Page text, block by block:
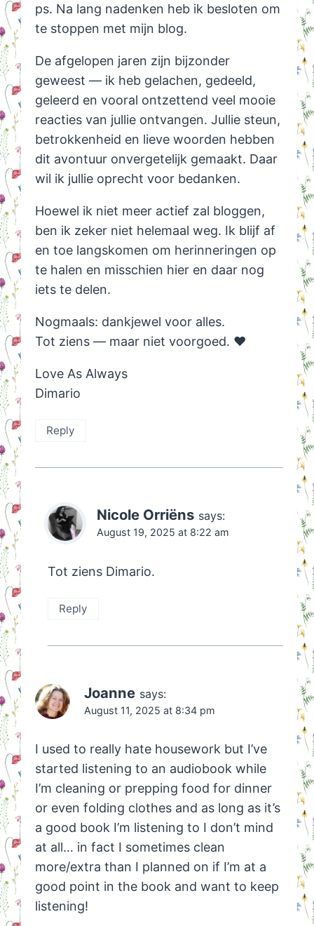
ps. Na lang nadenken heb ik besloten om
te stoppen met mijn blog.
De afgelopen jaren zijn bijzonder
geweest — ik heb gelachen, gedeeld,
geleerd en vooral ontzettend veel mooie
reacties van jullie ontvangen. Jullie steun,
betrokkenheid en lieve woorden hebben
dit avontuur onvergetelijk gemaakt. Daar
wil ik jullie oprecht voor bedanken.
Hoewel ik niet meer actief zal bloggen,
ben ik zeker niet helemaal weg. Ik blijf af
en toe langskomen om herinneringen op
te halen en misschien hier en daar nog
iets te delen.
Nogmaals: dankjewel voor alles.
Tot ziens — maar niet voorgoed. ❤️
Love As Always
Dimario
Reply
Nicole Orriëns says:
August 19, 2025 at 8:22 am
Tot ziens Dimario.
Reply
Joanne says:
August 11, 2025 at 8:34 pm
I used to really hate housework but I’ve
started listening to an audiobook while
I’m cleaning or prepping food for dinner
or even folding clothes and as long as it’s
a good book I’m listening to I don’t mind
at all… in fact I sometimes clean
more/extra than I planned on if I’m at a
good point in the book and want to keep
listening!